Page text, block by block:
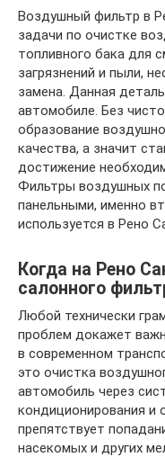
Воздушный фильтр в
задачи по очистке
топливного бака для
загрязнений и пыли,
замена. Данная
автомобиле. Без
образование
качества, а значит
достижение
Фильтры воздушных
панельными, именно
используется в Рено
Когда на Рено
салонного
Любой технически
проблем докажет
в современном
это очистка
автомобиль через
кондиционирования и
препятствует
насекомых и других